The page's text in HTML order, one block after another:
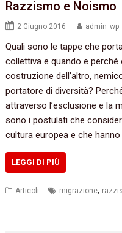
Razzismo e Noismo
2 Giugno 2016 admin_wp
Quali sono le tappe che
collettiva e quando e
costruzione dell’altro,‭
portatore di diversità‭?
attraverso l’esclusione e la
sono i postulati che
cultura europea e che
LEGGI DI PIÙ
Articoli migrazione,